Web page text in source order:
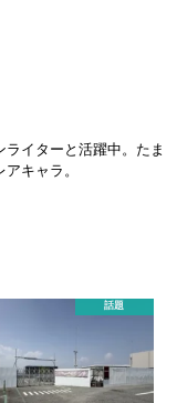
イターと活躍中。たま
キャラ。
話題